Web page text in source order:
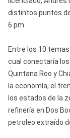
distintos puntos
6 pm.
Entre los 10
cual conectaría
Quintana Roo y
la economía; el
los estados de la
refinería en Dos
petroleo extraído